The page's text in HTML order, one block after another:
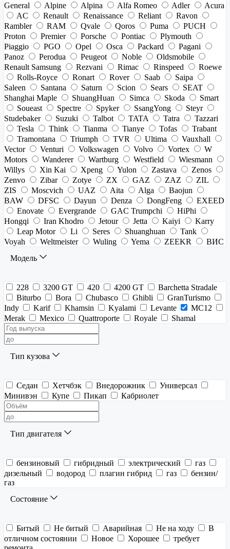
General
Alpine Alpina Alfa Romeo Adler
Acura
AC
Renault Renaissance Reliant
Ravon
Rambler
RAM Qvale Qoros Puma
PUCH
Proton
Premier Porsche Pontiac
Plymouth
Piaggio
PGO Opel Osca Packard
Pagani
Panoz
Perodua Peugeot Noble
Oldsmobile
Renault Samsung
Rezvani Rimac Rinspeed
Roewe
Rolls-Royce
Ronart Rover Saab
Saipa
Saleen
Santana Saturn Scion Sears
SEAT
Shanghai Maple
ShuangHuan Simca Skoda
Smart
Soueast
Spectre Spyker SsangYong
Steyr
Studebaker
Suzuki Talbot TATA Tatra
Tazzari
Tesla
Think Tianma Tianye Tofas
Trabant
Tramontana
Triumph TVR Ultima
Vauxhall
Vector
Venturi Volkswagen Volvo Vortex
W
Motors
Wanderer Wartburg Westfield
Wiesmann
Willys
Xin Kai Xpeng Yulon Zastava
Zenos
Zenvo
Zibar Zotye ZX GAZ ZAZ
ZIL
ZIS
Moscvich UAZ Aita Alga
Baojun
BAW
DFSC Dayun Denza DongFeng
EXEED
Enovate
Evergrande GAC Trumpchi
HiPhi
Hongqi
Iran Khodro Jetour Jetta Kaiyi
Karry
Leap Motor
Li Seres Shuanghuan
Tank
Voyah
Weltmeister Wuling Yema ZEEKR
ВИС
Модель
228 3200 GT 420 4200 GT
Barchetta Stradale
Biturbo
Bora Chubasco Ghibli
GranTurismo
Indy
Karif Khamsin Kyalami Levante
MC12
Merak
Mexico Quattroporte Royale Shamal
Тип кузова
Седан Хетчбэк Внедорожник
Универсал
Минивэн
Купе Пикап Кабриолет
Тип двигателя
бензиновый гибридный электрический
газ
дизельный
водород плагин гибрид газ
бензин/
газ
Состояние
Битый Не битый Аварийная Не на ходу
В
отличном состоянии
Новое Хорошее
требует